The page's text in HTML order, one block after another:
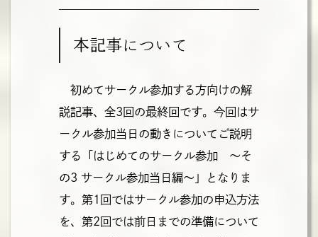
本記事について
初めてサークル参加する方向けの解
説記事、全3回の最終回です。今回はサ
ークル参加当日の動きについてご説明
する「はじめてのサークル参加 ～そ
の3 サークル参加当日編～」となりま
す。第1回ではサークル参加の申込方法
を、第2回では前日までの準備について